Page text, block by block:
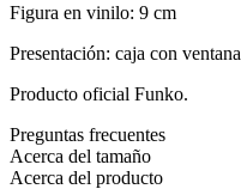
Figura en vinilo: 9 cm
Presentación: caja con ventana
Producto oficial Funko.
Preguntas frecuentes
Acerca del tamaño
Acerca del producto